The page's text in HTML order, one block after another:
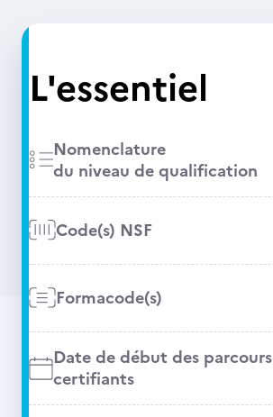
L'essentiel
Nomenclature
du niveau de qualification
Code(s) NSF
Formacode(s)
Date de début des parcours
certifiants